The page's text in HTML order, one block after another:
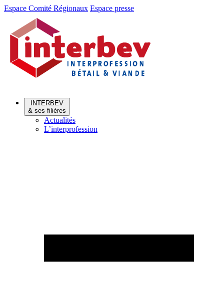
Aller
Aller
contenu
Espace Comité Régionaux Espace presse
INTERBEV
& ses filières
Actualités
L’interprofession